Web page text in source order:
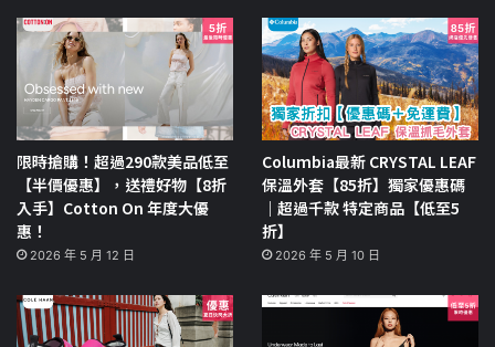
限時搶購！超過290款美品低至
【半價優惠】，送禮好物【8折
入手】Cotton On 年度大優
惠！
2026 年 5 月 12 日
Columbia最新 CRYSTAL LEAF
保溫外套【85折】獨家優惠碼
｜超過千款 特定商品【低至5
折】
2026 年 5 月 10 日